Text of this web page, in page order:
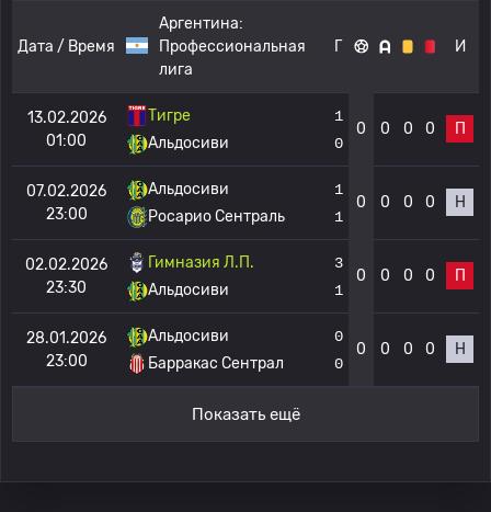
Дата / Время
Аргентина:
Профессиональная
лига
Г И
13.02.2026
01:00
Тигре
Альдосиви
1
0
0 0 0 0 П
07.02.2026
23:00
Альдосиви
Росарио Сентраль
1
1
0 0 0 0 Н
02.02.2026
23:30
Гимназия Л.П.
Альдосиви
3
1
0 0 0 0 П
28.01.2026
23:00
Альдосиви
Барракас Сентрал
0
0
0 0 0 0 Н
Показать ещё